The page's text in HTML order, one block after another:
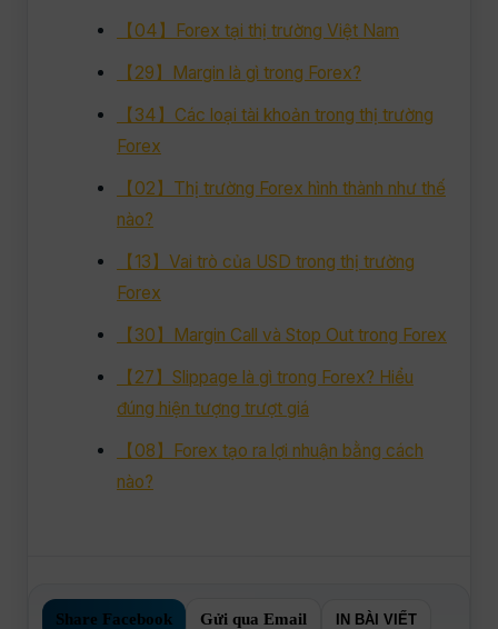
【04】Forex tại thị trường Việt Nam
【29】Margin là gì trong Forex?
【34】Các loại tài khoản trong thị trường
Forex
【02】Thị trường Forex hình thành như thế
nào?
【13】Vai trò của USD trong thị trường
Forex
【30】Margin Call và Stop Out trong Forex
【27】Slippage là gì trong Forex? Hiểu
đúng hiện tượng trượt giá
【08】Forex tạo ra lợi nhuận bằng cách
nào?
Share Facebook Gửi qua Email IN BÀI VIẾT